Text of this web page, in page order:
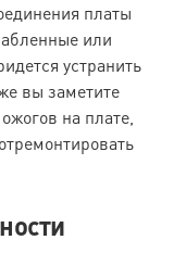
платы
или
устранить
вы заметите
на плате,